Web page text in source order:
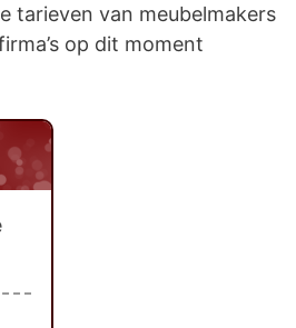
tarieven van meubelmakers
op dit moment